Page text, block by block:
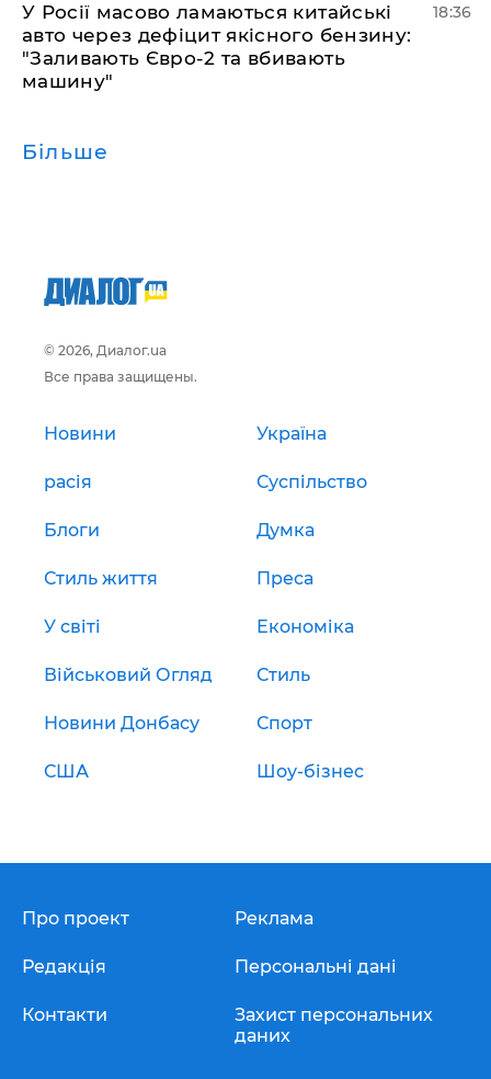
У Росії масово ламаються китайські
авто через дефіцит якісного бензину:
"Заливають Євро-2 та вбивають
машину"
18:36
Більше
© 2026, Диалог.ua
Все права защищены.
Новини Україна
расія Суспільство
Блоги Думка
Стиль життя Преса
У світі Економіка
Військовий Огляд Стиль
Новини Донбасу Спорт
США Шоу-бізнес
Про проект
Редакція
Контакти
Реклама
Персональні дані
Захист персональних
даних